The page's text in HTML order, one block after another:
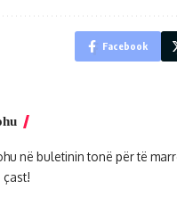
Facebook
në buletinin tonë për të
çast!